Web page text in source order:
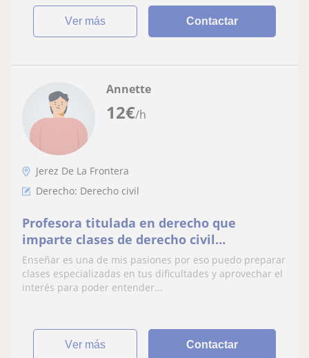
ver más Contactar
12€/h
Annette
Jerez De La Frontera
Derecho: Derecho civil
Profesora titulada en derecho que
imparte clases de derecho civil
obligaciones y contratos. También
sucesiones
Enseñar es una de mis pasiones por eso puedo preparar
clases especializadas en tus dificultades y aprovechar el
interés para poder entender...
ver más Contactar